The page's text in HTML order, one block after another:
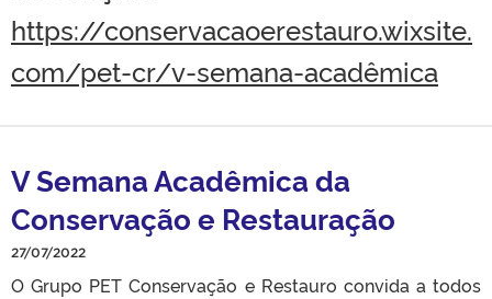
https://conservacaoerestauro.wixsite.
com/pet-cr/v-semana-acadêmica
V Semana Acadêmica da
Conservação e Restauração
27/07/2022
O Grupo PET Conservação e Restauro convida a todos